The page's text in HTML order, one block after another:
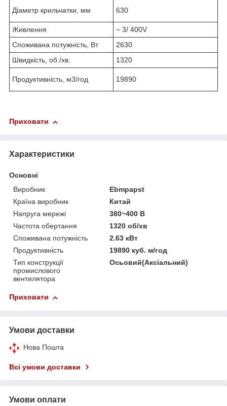
Діаметр крильчатки, мм 630
Живлення
~ 3/ 400V
Споживана потужність, Вт
2630
Швидкість, об./хв.
1320
Продуктивність, м3/год 19890
Приховати
Характеристики
Основні
Виробник
Ebmpapst
Країна виробник
Китай
Напруга мережі
380~400 В
Частота обертання
1320 об/хв
Споживана потужність
2.63 кВт
Продуктивність
19890 куб. м/год
Тип конструкції
промислового
вентилятора
Осьовий(Аксіальний)
Приховати
Умови доставки
Нова Пошта
Всі умови доставки
Умови оплати